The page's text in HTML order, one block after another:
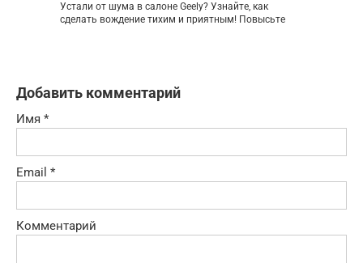
Устали от шума в салоне Geely? Узнайте, как
сделать вождение тихим и приятным! Повысьте
Добавить комментарий
Имя *
Email *
Комментарий